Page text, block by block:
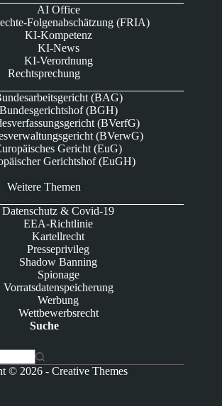
AI Office
Folgenabschätzung (FRIA)
KI-Kompetenz
KI-News
KI-Verordnung
Rechtsprechung
(BAG)
Bundesgerichtshof (BGH)
(BVerfG)
(BVerwG)
Gericht (EuG)
Gerichtshof (EuGH)
Weitere Themen
Datenschutz & Covid-19
EEA-Richtlinie
Kartellrecht
Presseprivileg
Shadow Banning
Spionage
Vorratsdatenspeicherung
Werbung
Wettbewerbsrecht
Suche
© 2026 -Creative Themes